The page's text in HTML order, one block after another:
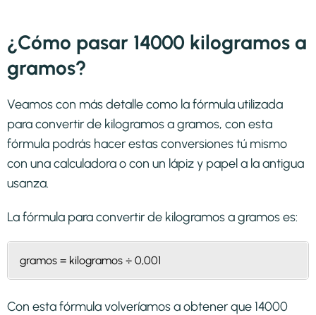
¿Cómo pasar 14000 kilogramos a
gramos?
Veamos con más detalle como la fórmula utilizada
para convertir de kilogramos a gramos, con esta
fórmula podrás hacer estas conversiones tú mismo
con una calculadora o con un lápiz y papel a la antigua
usanza.
La fórmula para convertir de kilogramos a gramoses:
gramos = kilogramos ÷ 0,001
Con esta fórmula volveríamos a obtener que 14000